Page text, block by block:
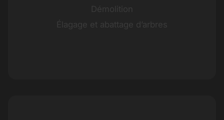
Démolition
Élagage et abattage d’arbres